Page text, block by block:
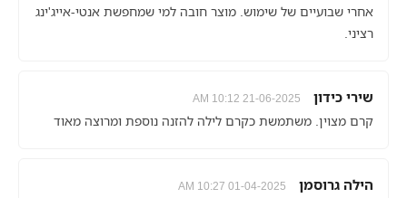
אחרי שבועיים של שימוש. מוצר חובה למי שמחפשת אנטי-אייג'ינג
רציני.
שירי כידון 21-06-2025 10:12 AM
קרם מצוין. משתמשת כקרם לילה להזנה נוספת ומרוצה מאוד
הילה גרוסמן 01-04-2025 10:27 AM